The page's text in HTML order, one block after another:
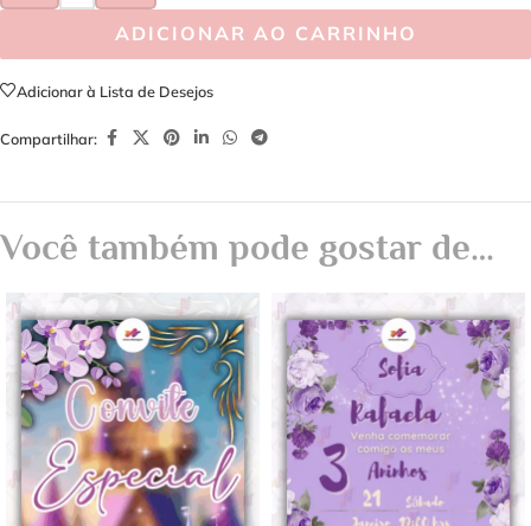
ADICIONAR AO CARRINHO
Adicionar à Lista de Desejos
Compartilhar:
Você também pode gostar de…